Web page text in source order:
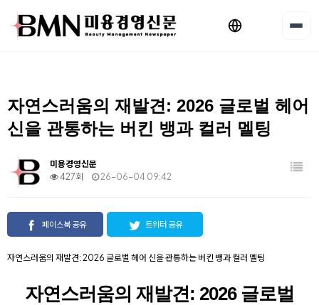
자연스러움의 재발견: 2026 글로벌 헤어
신을 관통하는 버킨 뱅과 컬러 멜팅
미용경영신문
427회
26-06-04 09:42
페이스북 공유 트위터 공유
자연스러움의 재발견: 2026 글로벌 헤어 신을 관통하는 버킨 뱅과 컬러 멜팅
자연스러움의 재발견: 2026 글로벌